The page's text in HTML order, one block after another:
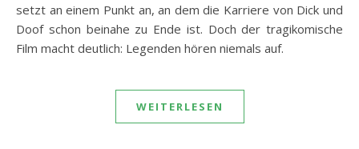
setzt an einem Punkt an, an dem die Karriere von Dick und
Doof schon beinahe zu Ende ist. Doch der tragikomische
Film macht deutlich: Legenden hören niemals auf.
WEITERLESEN